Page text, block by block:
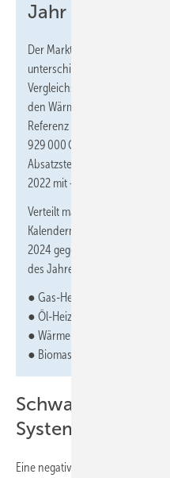
Jahr 2021
Der Markt für Wärmeerzeuger
unterschiedlichen Einflüssen
Vergleichszeiträume ein
den Wärmeerzeugerabsatz im
Referenz ein Zeitraum mit
929 000 Geräten in der
Absatzsteigerung gegenüber
2022 mit + 5,5 % und 2023 mit +
Verteilt man den Absatz im
Kalendermonate, ergibt sich
2024 gegenüber einer
des Jahres 2021“ für die
● Gas-Heizungen: − 28,3
● Öl-Heizungen: + 150
● Wärmepumpen: + 15,2
● Biomasse-Heizungen: − 74,8
Schwache
Eine negative Marktentwicklung